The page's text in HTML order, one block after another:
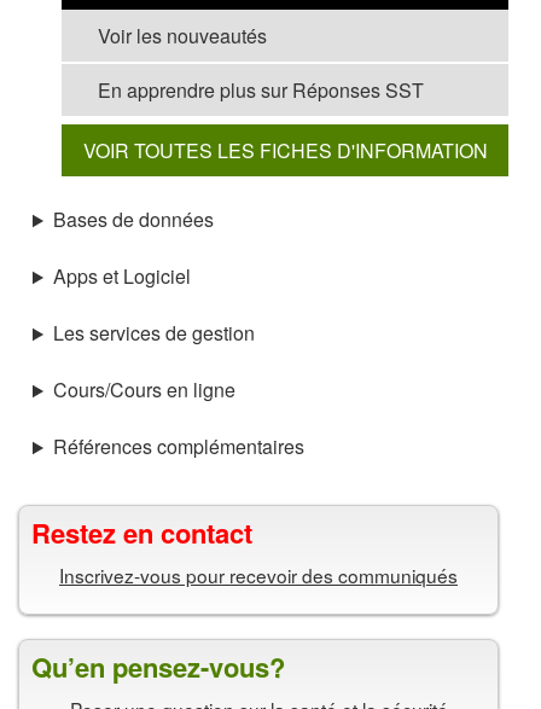
Voir les nouveautés
En apprendre plus sur Réponses SST
VOIR TOUTES LES FICHES D'INFORMATION
Bases de données
Apps et Logiciel
Les services de gestion
Cours/Cours en ligne
Références complémentaires
Restez en contact
Inscrivez-vous pour recevoir des communiqués
Qu’en pensez-vous?